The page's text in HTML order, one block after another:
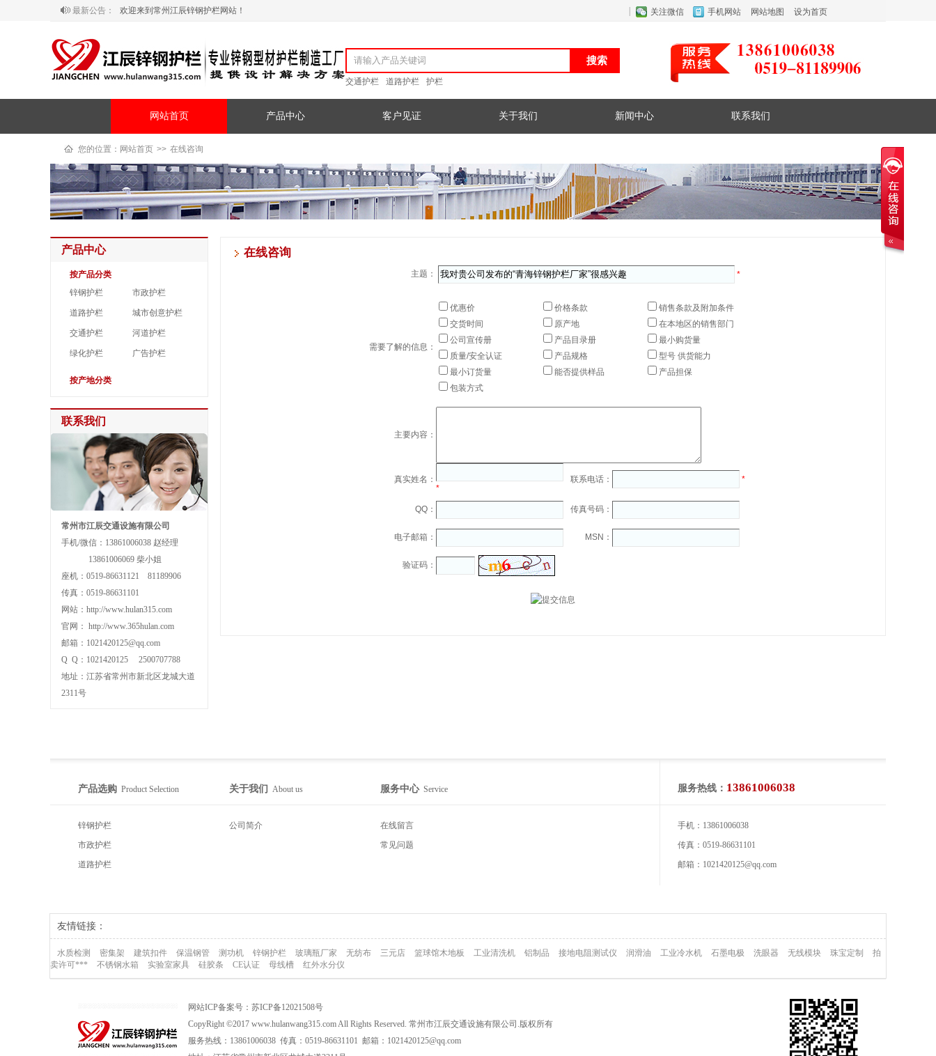
最新公告： 欢迎来到常州江辰锌钢护栏网站！ 关注微信 手机网站 设为首页
网站地图
交通护栏 道路护栏 护栏
网站首页 产品中心 客户见证 关于我们 新闻中心 联系我们
您的位置： 网站首页 >> 在线咨询
产品中心
按产品分类
锌钢护栏
市政护栏
道路护栏 城市创意护栏
交通护栏 河道护栏
绿化护栏 广告护栏
按产地分类
联系我们
常州市江辰交通设施有限公司
手机/微信：13861006038 赵经理
13861006069 柴小姐
座机：0519-86631121 81189906
传真：0519-86631101
网站：http://www.hulan315.com
官网： http://www.365hulan.com
邮箱：1021420125@qq.com
Q Q：1021420125 2500707788
地址：江苏省常州市新北区龙城大道
2311号
在线咨询
主题： *
需要了解的信息：
优惠价 价格条款
销售条款及附加条件
交货时间
原产地
在本地区的销售部门
公司宣传册
产品目录册
最小购货量
质量/安全认证
产品规格
型号 供货能力
最小订货量
能否提供样品
产品担保
包装方式
主要内容：
真实姓名：
*
联系电话： *
QQ： 传真号码：
电子邮箱： MSN：
验证码：
产品选购 Product Selection
锌钢护栏
市政护栏
道路护栏
关于我们 About us
公司简介
服务中心Service
在线留言
常见问题
服务热线： 13861006038
手机：13861006038
传真：0519-86631101
邮箱：1021420125@qq.com
友情链接：
水质检测 密集架 建筑扣件 保温钢管 测功机 锌钢护栏 玻璃瓶厂家 无纺布 三元店 篮球馆木地板 工业清洗机 铝制品 接地电阻测试仪 润滑油 工业冷水机 石墨电极 洗眼器 无线模块 珠宝定制
拍
卖许可***
不锈钢水箱 实验室家具 硅胶条 CE认证 母线槽 红外水分仪
网站ICP备案号： 苏ICP备12021508号
CopyRight ©2017 www.hulanwang315.com All Rights Reserved. 常州市江辰交通设施有限公司.版权所有
服务热线：13861006038 传真：0519-86631101 邮箱：1021420125@qq.com